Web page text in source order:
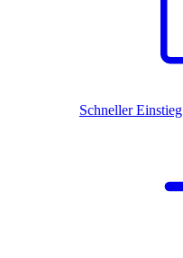
Schneller Einstieg